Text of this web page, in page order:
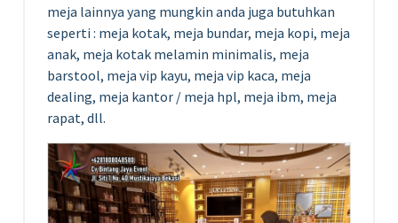
meja lainnya yang mungkin anda juga butuhkan
seperti : meja kotak, meja bundar, meja kopi, meja
anak, meja kotak melamin minimalis, meja
barstool, meja vip kayu, meja vip kaca, meja
dealing, meja kantor / meja hpl, meja ibm, meja
rapat, dll.